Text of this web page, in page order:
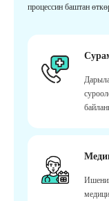
процессин баштан